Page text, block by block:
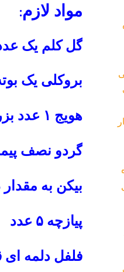
مواد لازم:
گل کلم یک
بروکلی یک
هویج ۱ عدد بزرگ
گردو نصف
بیکن به مقدار
پیازچه ۵ عدد
فلفل دلمه ای